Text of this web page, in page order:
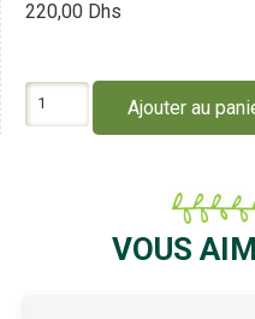
220,00 Dhs
Naturgreen
Ajouter au
VOUS